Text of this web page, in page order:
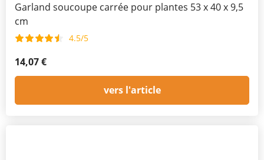
Garland soucoupe carrée pour plantes 53 x 40 x 9,5
cm
4.5/5
14,07 €
vers l'article